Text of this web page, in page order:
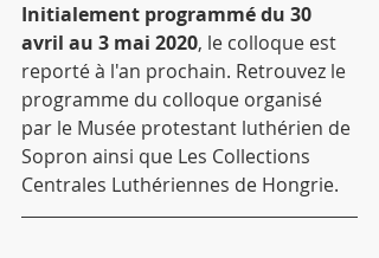
Initialement programmé du 30
avril au 3 mai 2020, le colloque est
reporté à l'an prochain. Retrouvez le
programme du colloque organisé
par le Musée protestant luthérien de
Sopron ainsi que Les Collections
Centrales Luthériennes de Hongrie.